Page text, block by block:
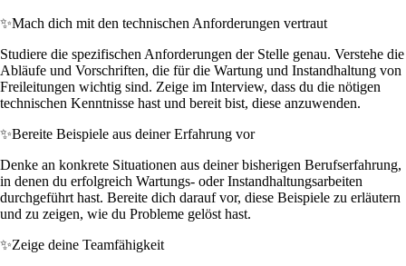
✨Mach dich mit den technischen Anforderungen vertraut
Studiere die spezifischen Anforderungen der Stelle genau. Verstehe die
Abläufe und Vorschriften, die für die Wartung und Instandhaltung von
Freileitungen wichtig sind. Zeige im Interview, dass du die nötigen
technischen Kenntnisse hast und bereit bist, diese anzuwenden.
✨Bereite Beispiele aus deiner Erfahrung vor
Denke an konkrete Situationen aus deiner bisherigen Berufserfahrung,
in denen du erfolgreich Wartungs- oder Instandhaltungsarbeiten
durchgeführt hast. Bereite dich darauf vor, diese Beispiele zu erläutern
und zu zeigen, wie du Probleme gelöst hast.
✨Zeige deine Teamfähigkeit